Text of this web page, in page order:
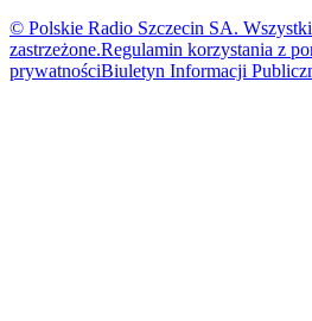
© Polskie Radio Szczecin SA.
zastrzeżone.Regulamin korzystania z
prywatnościBiuletyn Informacji